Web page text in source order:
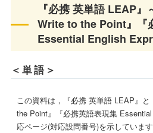
『必携 英単語 LEAP
Write to the Point』『
Essential English
＜単語＞
この資料は，『必携 英単語 LEAP』
the Point』『必携英語表現集
応ページ(対応設問番号)を示していま